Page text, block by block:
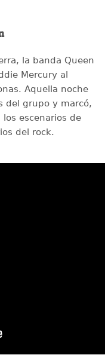
la banda Queen
Mercury al
Aquella noche
del grupo y marcó,
escenarios de
del rock.